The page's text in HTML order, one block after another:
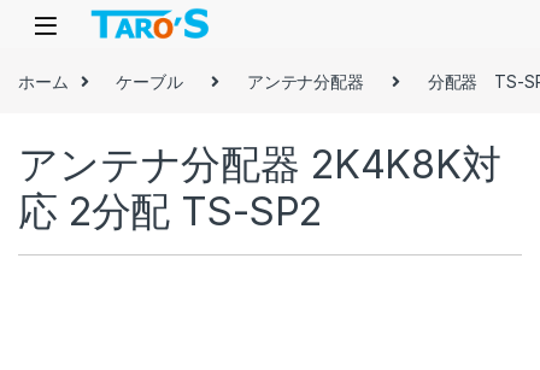
Skip to navigation
Skip to content
ホーム ケーブル アンテナ分配器 分配器 TS-
アンテナ分配器 2K4K8K対
応 2分配 TS-SP2